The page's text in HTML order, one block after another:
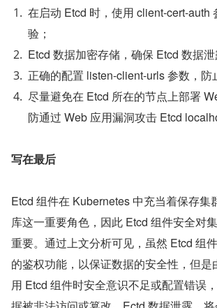
在启动 Etcd 时，使用 client-cert-auth
验；
Etcd 数据加密存储，确保 Etcd 数据泄
正确的配置 listen-client-urls 参数，防
尽量避免在 Etcd 所在的节点上部署
防通过 Web 应用漏洞攻击 Etcd
写在最后
Etcd 组件在 Kubernetes 中充当着保存集
库这一重要角色，因此 Etcd 组件安全对
重要。通过上文分析可见，虽然 Etcd 组
的鉴权功能，以保证数据的安全性，但是
用 Etcd 组件时安全意识不足或配置错误